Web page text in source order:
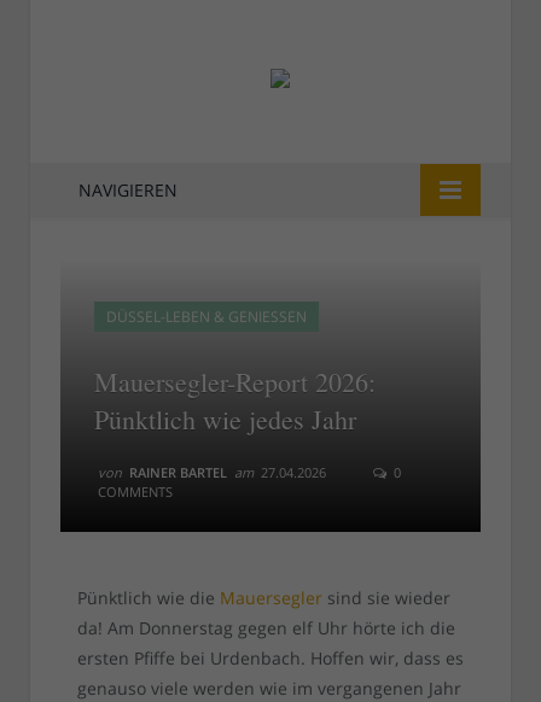
NAVIGIEREN
DÜSSEL-LEBEN & GENIESSEN
Mauersegler-Report 2026:
Pünktlich wie jedes Jahr
von RAINER BARTEL am 27.04.2026
0
COMMENTS
Pünktlich wie die Mauerseglersind sie wieder
da! Am Donnerstag gegen elf Uhr hörte ich die
ersten Pfiffe bei Urdenbach. Hoffen wir, dass es
genauso viele werden wie im vergangenen Jahr